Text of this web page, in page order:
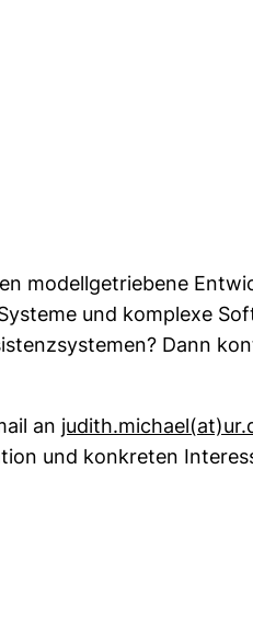
modellgetriebene
und komplexe
Dann
an
und konkreten